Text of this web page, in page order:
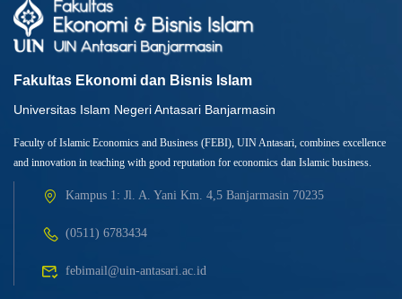
Fakultas Ekonomi dan Bisnis Islam
Universitas Islam Negeri Antasari Banjarmasin
Faculty of Islamic Economics and Business (FEBI), UIN Antasari, combines excellence
and innovation in teaching with good reputation for economics dan Islamic business.
Kampus 1: Jl. A. Yani Km. 4,5 Banjarmasin 70235
(0511) 6783434
febimail@uin-antasari.ac.id